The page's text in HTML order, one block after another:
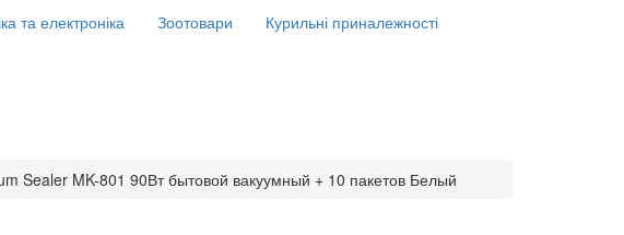
та електроніка Зоотовари Курильні приналежності
Sealer MK-801 90Вт бытовой вакуумный + 10 пакетов Белый